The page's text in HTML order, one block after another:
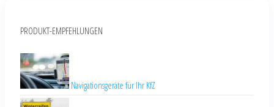
PRODUKT-EMPFEHLUNGEN
Navigationsgeräte für Ihr KfZ